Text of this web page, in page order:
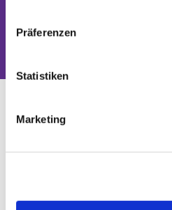
Präferenzen
Statistiken
Marketing
Dies könnte Sie